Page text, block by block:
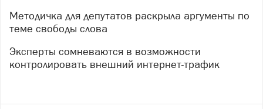
Методичка для депутатов раскрыла аргументы по
теме свободы слова
Эксперты сомневаются в возможности
контролировать внешний интернет-трафик